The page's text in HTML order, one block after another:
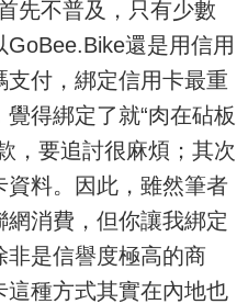
先不普及，只有少數
還是用信用
付，綁定信用卡最重
得綁定了就“肉在砧板
，要追討很麻煩；其次
資料。因此，雖然筆者
消費，但你讓我綁定
是信譽度極高的商
這種方式其實在內地也